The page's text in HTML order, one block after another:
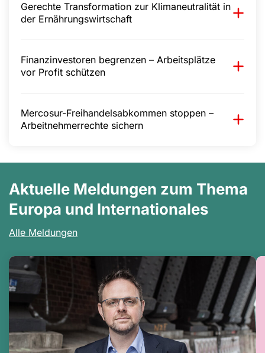
Gerechte Transformation zur Klimaneutralität in
der Ernährungswirtschaft
Finanzinvestoren begrenzen – Arbeitsplätze
vor Profit schützen
Mercosur-Freihandelsabkommen stoppen –
Arbeitnehmerrechte sichern
Aktuelle Meldungen zum Thema
Europa und Internationales
Alle Meldungen